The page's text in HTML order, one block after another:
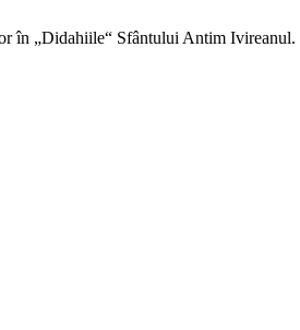
în „Didahiile“ Sfântului Antim Ivireanul.